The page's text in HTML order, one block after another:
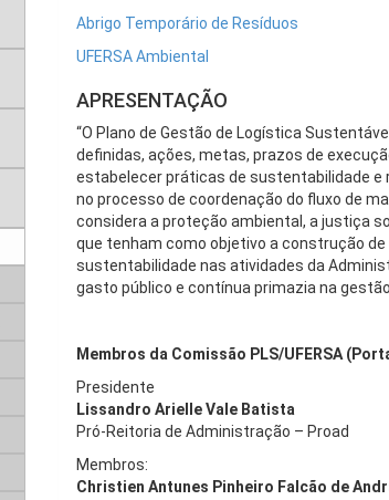
Abrigo Temporário de Resíduos
UFERSA Ambiental
APRESENTAÇÃO
“O Plano de Gestão de Logística
definidas, ações, metas, prazos de
estabelecer práticas de sustentabilidade e
no processo de coordenação do fluxo de
considera a proteção ambiental, a justiça
que tenham como objetivo a construção
sustentabilidade nas atividades da
gasto público e contínua primazia na
Membros da Comissão PLS/UFERSA
Presidente
Lissandro Arielle Vale Batista
Pró-Reitoria de Administração – Proad
Membros:
Christien Antunes Pinheiro Falcão de